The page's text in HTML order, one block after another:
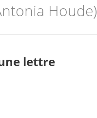
Houde)
lettre